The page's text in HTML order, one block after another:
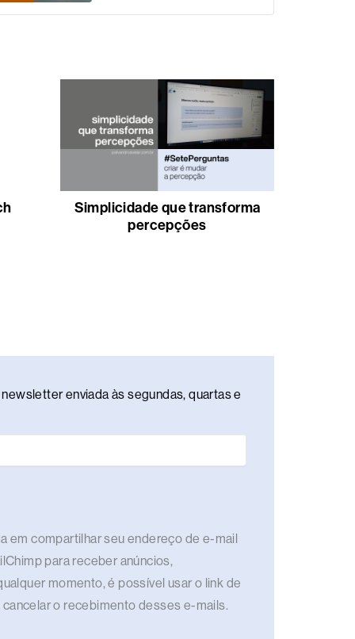
Simplicidade que transforma
percepções
enviada às segundas, quartas e
em compartilhar seu endereço de e-mail
para receber anúncios,
momento, é possível usar o link de
o recebimento desses e-mails.